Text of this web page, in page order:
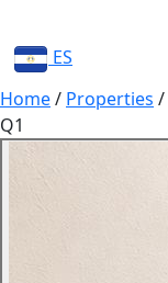
ES
Home/ Properties /
Q1